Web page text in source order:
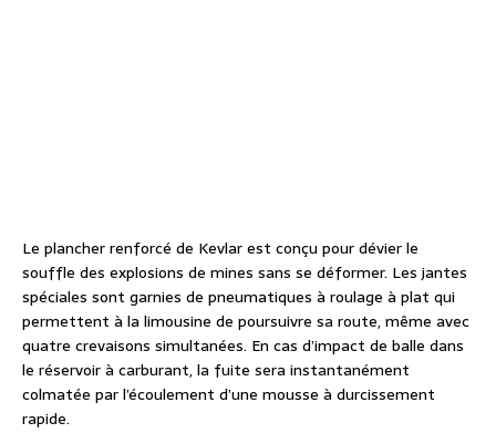
Le plancher renforcé de Kevlar est conçu pour dévier le
souffle des explosions de mines sans se déformer. Les jantes
spéciales sont garnies de pneumatiques à roulage à plat qui
permettent à la limousine de poursuivre sa route, même avec
quatre crevaisons simultanées. En cas d’impact de balle dans
le réservoir à carburant, la fuite sera instantanément
colmatée par l’écoulement d’une mousse à durcissement
rapide.